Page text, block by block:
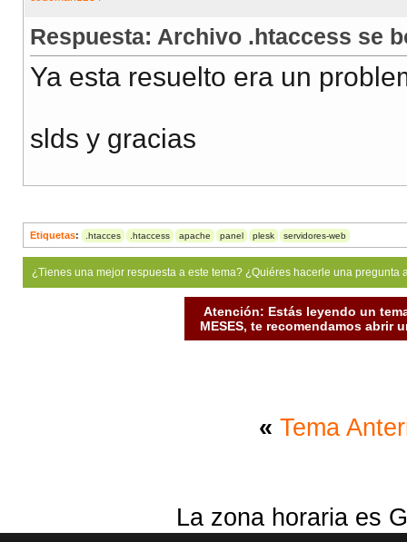
Respuesta: Archivo .htaccess se
Ya esta resuelto era un
slds y gracias
Etiquetas: .htacces .htaccess apache panel plesk servidores-web
¿Tienes una mejor respuesta a este tema? ¿Quiéres hacerle una
Atención: Estás leyendo un
MESES, te recomendamos abrir
« Tema
La zona horaria es